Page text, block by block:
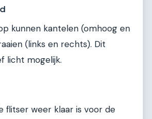
kunnen kantelen (omhoog en
(links en rechts). Dit
licht mogelijk.
flitser weer klaar is voor de